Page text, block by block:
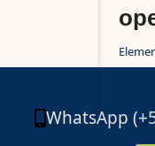
WhatsApp